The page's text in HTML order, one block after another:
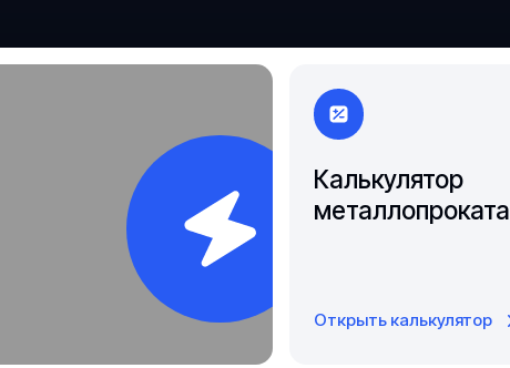
Калькулятор
металлопроката
Открыть калькулятор